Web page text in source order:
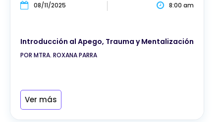
08/11/2025 8:00 am
Introducción al Apego, Trauma y Mentalización
POR MTRA. ROXANA PARRA
Ver más